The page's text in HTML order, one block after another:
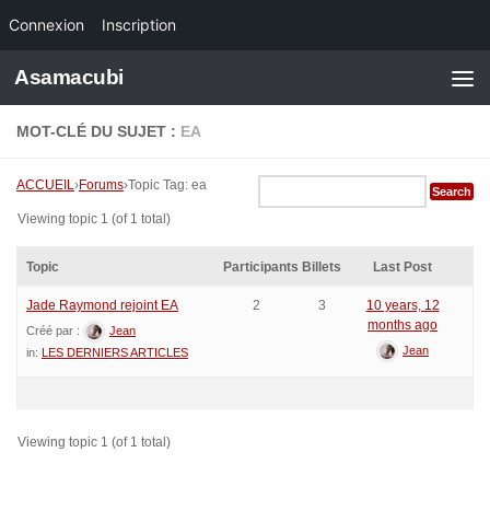
Connexion Inscription
Skip to content
Asamacubi
MOT-CLÉ DU SUJET : EA
ACCUEIL›Forums›Topic Tag: ea
Viewing topic 1 (of 1 total)
Topic Participants Billets Last Post
Jade Raymond rejoint EA
Créé par :
Jean
in: LES DERNIERS ARTICLES
2 3
10 years, 12
months ago
Jean
Viewing topic 1 (of 1 total)